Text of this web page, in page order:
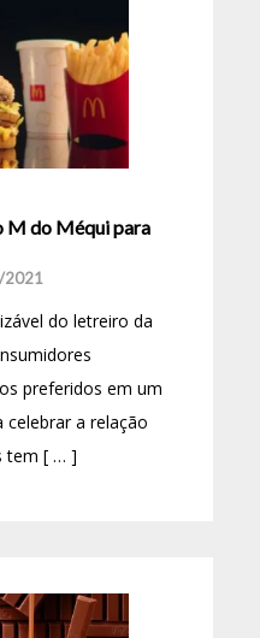
M do Méqui para
2021
do letreiro da
preferidos em um
celebrar a relação
tem [ … ]